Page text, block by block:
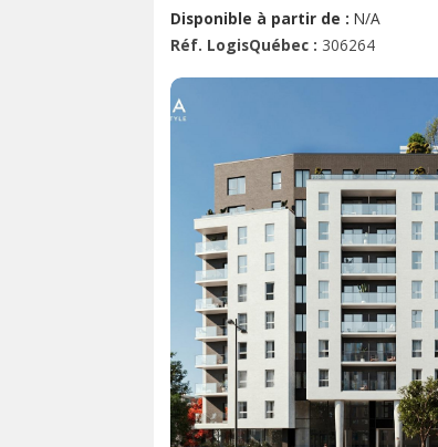
Disponible à partir de : N/A
Réf. LogisQuébec : 306264